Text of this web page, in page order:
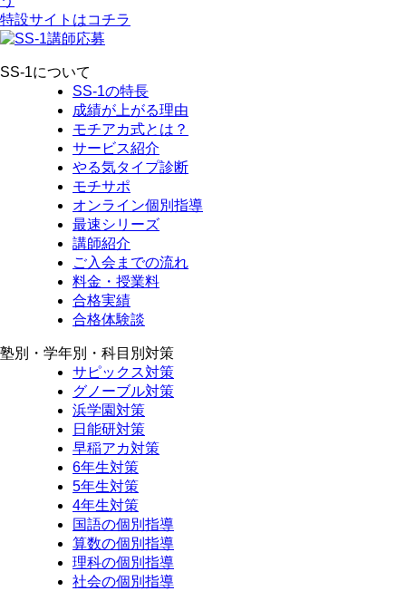
特設サイトはコチラ
SS-1について
SS-1の特長
成績が上がる理由
モチアカ式とは？
サービス紹介
やる気タイプ診断
モチサポ
オンライン個別指導
最速シリーズ
講師紹介
ご入会までの流れ
料金・授業料
合格実績
合格体験談
塾別・学年別・科目別対策
サピックス対策
グノーブル対策
浜学園対策
日能研対策
早稲アカ対策
6年生対策
5年生対策
4年生対策
国語の個別指導
算数の個別指導
理科の個別指導
社会の個別指導